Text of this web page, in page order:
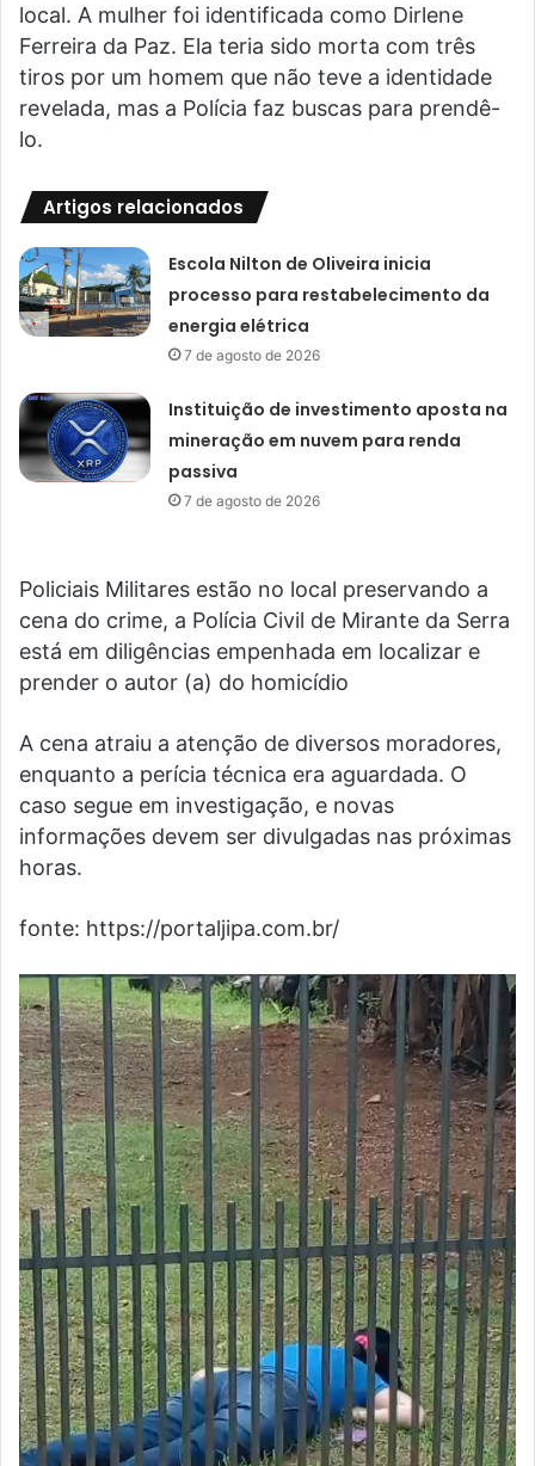
local. A mulher foi identificada como Dirlene
Ferreira da Paz. Ela teria sido morta com três
tiros por um homem que não teve a identidade
revelada, mas a Polícia faz buscas para prendê-
lo.
Artigos relacionados
Escola Nilton de Oliveira inicia
processo para restabelecimento da
energia elétrica
7 de agosto de 2026
Instituição de investimento aposta na
mineração em nuvem para renda
passiva
7 de agosto de 2026
Policiais Militares estão no local preservando a
cena do crime, a Polícia Civil de Mirante da Serra
está em diligências empenhada em localizar e
prender o autor (a) do homicídio
A cena atraiu a atenção de diversos moradores,
enquanto a perícia técnica era aguardada. O
caso segue em investigação, e novas
informações devem ser divulgadas nas próximas
horas.
fonte: https://portaljipa.com.br/